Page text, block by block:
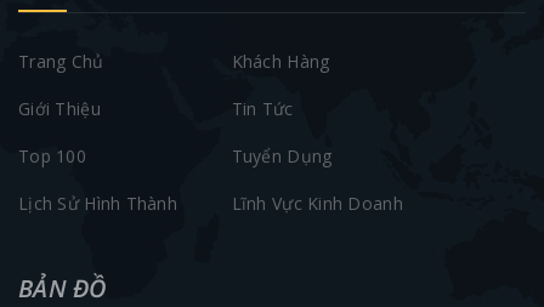
Trang Chủ
Giới Thiệu
Top 100
Lịch Sử Hình Thành
Khách Hàng
Tin Tức
Tuyển Dụng
Lĩnh Vực Kinh Doanh
BẢN ĐỒ